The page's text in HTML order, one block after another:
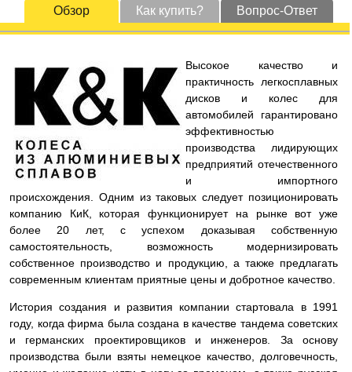
Обзор Как купить? Вопрос-Ответ
Высокое качество и
практичность легкосплавных
дисков и колес для
автомобилей гарантировано
эффективностью
производства лидирующих
предприятий отечественного
и импортного
происхождения. Одним из таковых следует позиционировать
компанию КиК, которая функционирует на рынке вот уже
более 20 лет, с успехом доказывая собственную
самостоятельность, возможность модернизировать
собственное производство и продукцию, а также предлагать
современным клиентам приятные цены и добротное качество.
История создания и развития компании стартовала в 1991
году, когда фирма была создана в качестве тандема советских
и германских проектировщиков и инженеров. За основу
производства были взяты немецкое качество, долговечность,